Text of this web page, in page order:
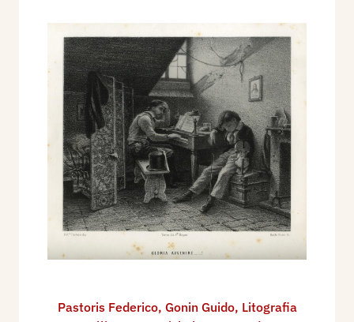
Pastoris Federico, Gonin Guido, Litografia